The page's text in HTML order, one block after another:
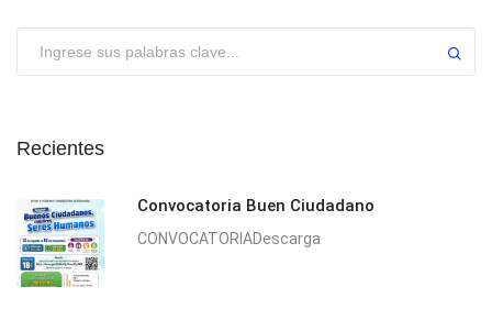
Recientes
Convocatoria Buen Ciudadano
CONVOCATORIADescarga